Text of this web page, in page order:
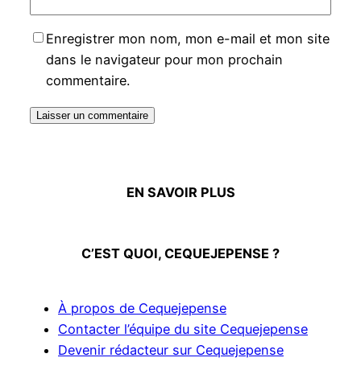
Enregistrer mon nom, mon e-mail et mon site
dans le navigateur pour mon prochain
commentaire.
EN SAVOIR PLUS
C’EST QUOI, CEQUEJEPENSE ?
À propos de Cequejepense
Contacter l’équipe du site Cequejepense
Devenir rédacteur sur Cequejepense